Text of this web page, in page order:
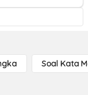
Soal Kata